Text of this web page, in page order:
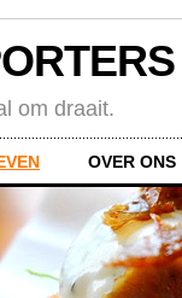
om draait.
OVER ONS